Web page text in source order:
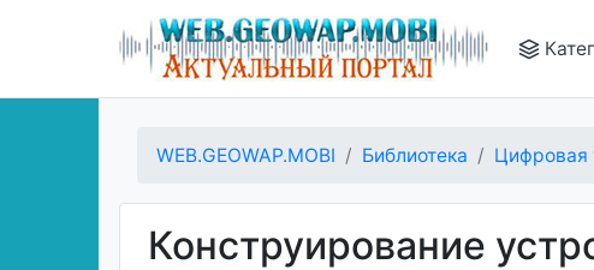
WEB.GEOWAP.MOBI Библиотека Цифровая
Конструирование